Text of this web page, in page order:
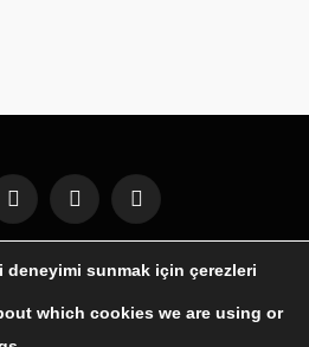
X
(Twitter)
InstagramPinterest
ANDROID İPHONE
MOBIL
BILGISAYAR
YAZILIM
ILETISIM
deneyimi sunmak için çerezleri
which cookies we are using or